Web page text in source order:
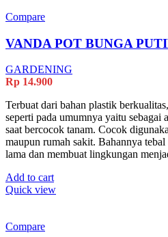
Compare
VANDA POT BUNGA
GARDENING
Rp 14.900
Terbuat dari bahan plastik
seperti pada umumnya yaitu sebagai
saat bercocok tanam. Cocok
maupun rumah sakit. Bahannya
lama dan membuat lingkungan
Add to cart
Quick view
Compare